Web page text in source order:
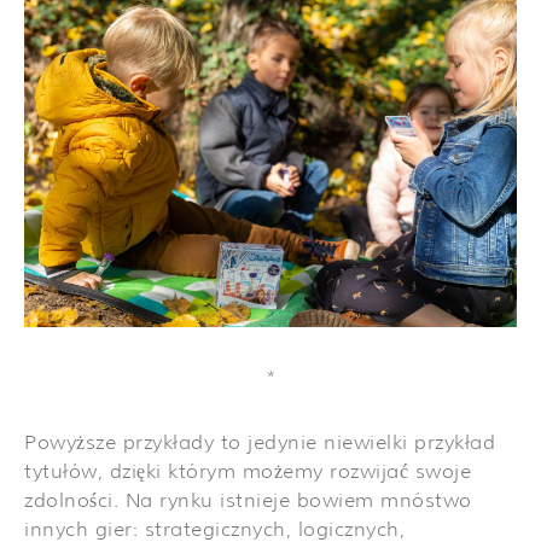
*
Powyższe przykłady to jedynie niewielki przykład
tytułów, dzięki którym możemy rozwijać swoje
zdolności. Na rynku istnieje bowiem mnóstwo
innych gier: strategicznych, logicznych,